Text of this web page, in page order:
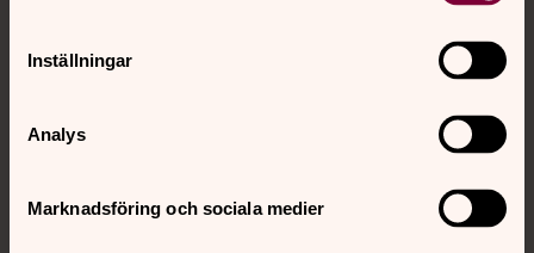
Inställningar
Analys
Marknadsföring och sociala medier